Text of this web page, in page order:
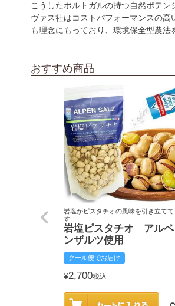
こうしたポルトガルの持つ自然ポテ
ヴァス社はコストパフォーマンスの
も理念にもっており、環境保全型農法
おすすめ商品
岩塩がピスタチオの風味を引き立てて
す
岩塩ピスタチオ アルペ
ンザルツ使用
クール便でお届け
¥2,700税込